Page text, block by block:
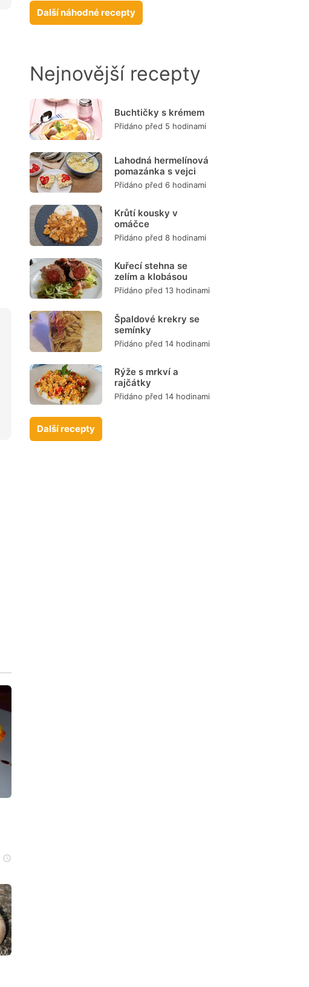
Další náhodné recepty
Nejnovější recepty
Buchtičky s krémem
Přidáno před 5 hodinami
Lahodná hermelínová
pomazánka s vejci
Přidáno před 6 hodinami
Krůtí kousky v
omáčce
Přidáno před 8 hodinami
Kuřecí stehna se
zelím a klobásou
Přidáno před 13 hodinami
Špaldové krekry se
semínky
Přidáno před 14 hodinami
Rýže s mrkví a
rajčátky
Přidáno před 14 hodinami
Další recepty